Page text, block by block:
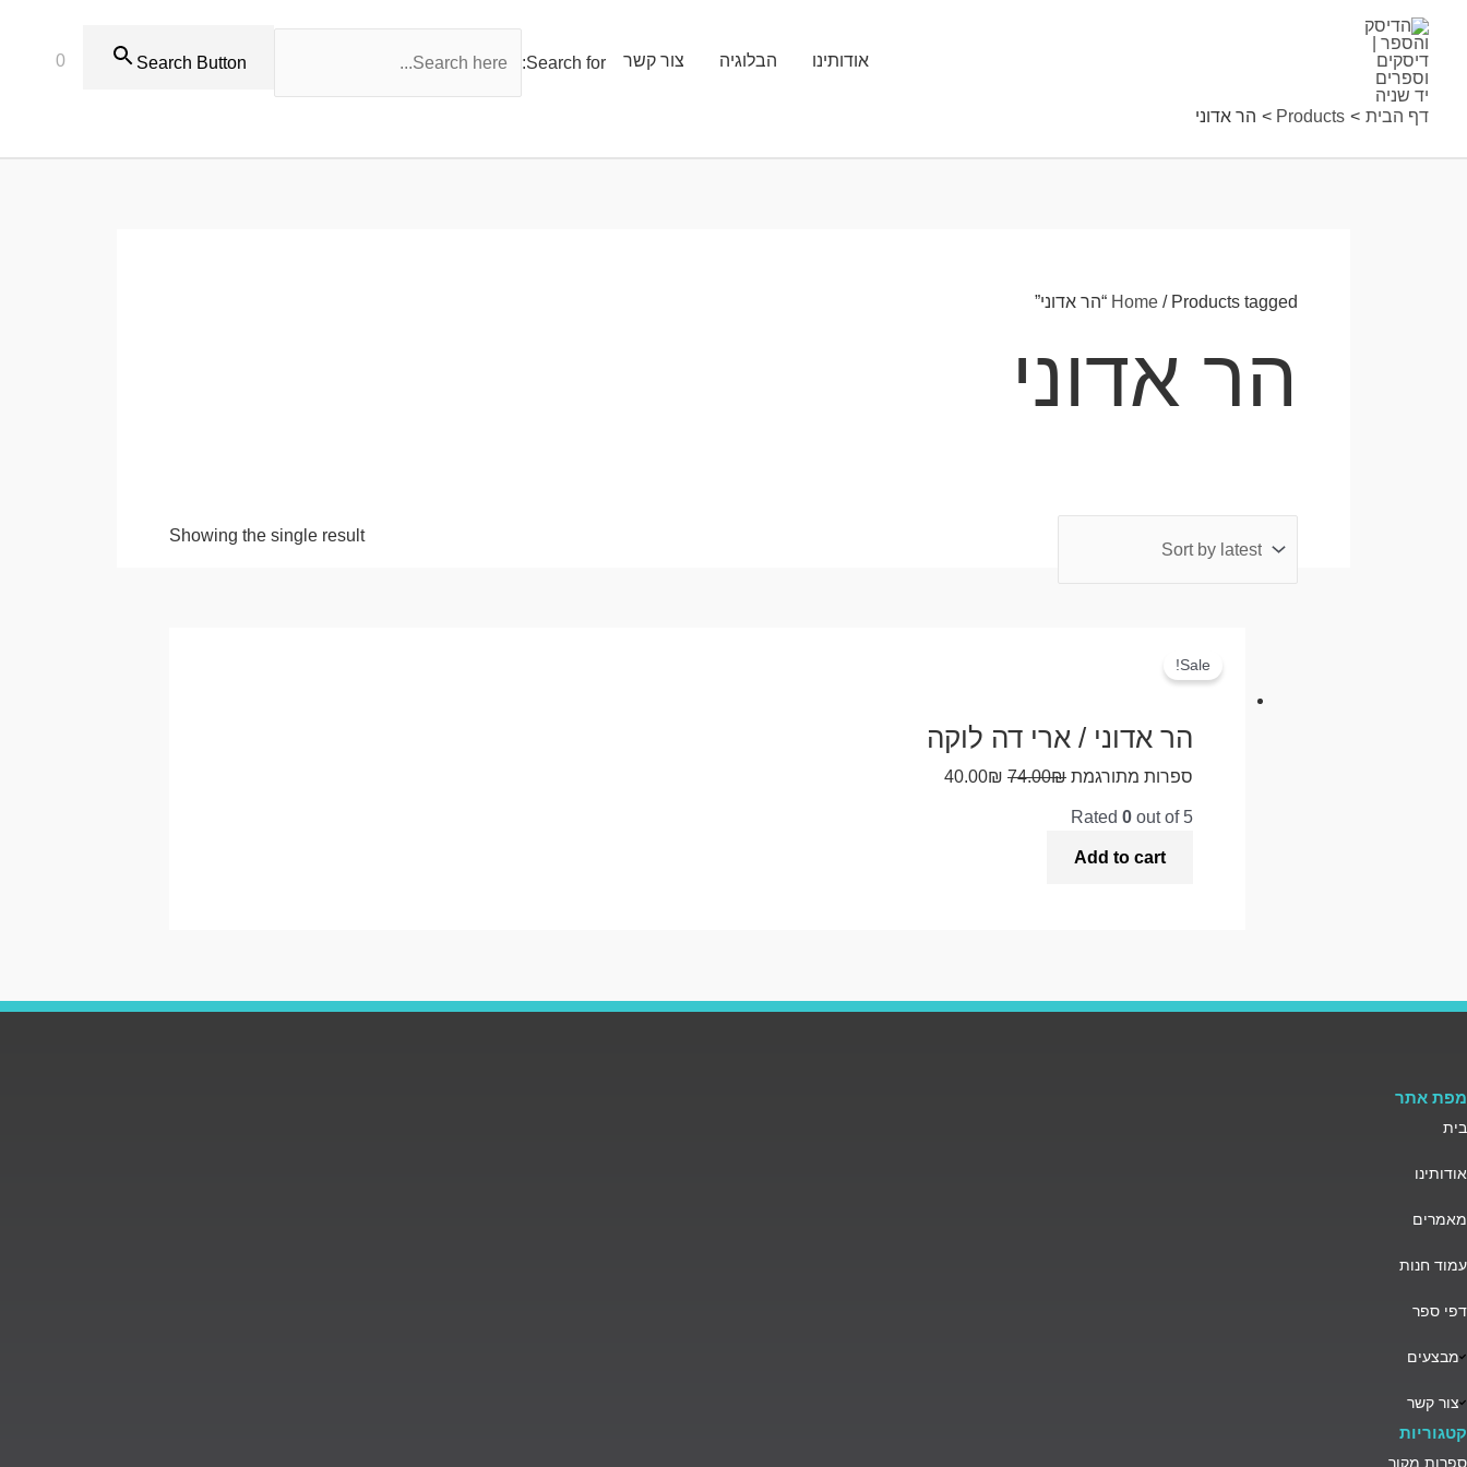
אודותינו הבלוגיה צור קשר Search for:
Search Button
0
דף הבית Products הר אדוני
Home / Products tagged “הר אדוני”
הר אדוני
Showing the single result
Sale!
הר אדוני / ארי דה לוקה
ספרות מתורגמת 74.00₪
40.00₪
Rated 0 out of 5
Add to cart
מפת אתר
בית
אודותינו
מאמרים
עמוד חנות
דפי ספר
מבצעים
צור קשר
קטגוריות
ספרות מקור